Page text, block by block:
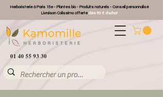
Herboristerie à Paris 15e - Plantes bio - Produits naturels - Conseil personnalisé
Livraison Colissimo offertedès 60 € d'achat
01 40 55 93 30